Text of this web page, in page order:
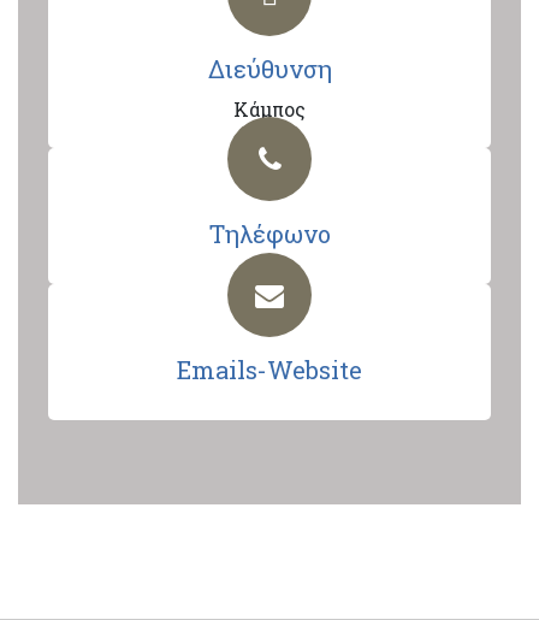
Διεύθυνση
Κάμπος
Τηλέφωνο
Emails-Website